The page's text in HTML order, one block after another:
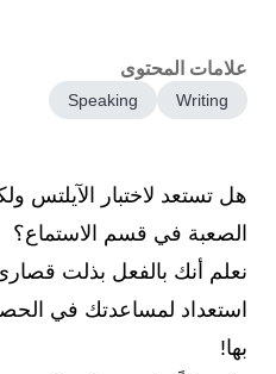
علامات المحتوى
Writing
Speaking
هل تستعد لاختبار الآيلتس
الصعبة في قسم الاستماع؟
نعلم أنك بالفعل بذلت
استعداد لمساعدتك في
بها!